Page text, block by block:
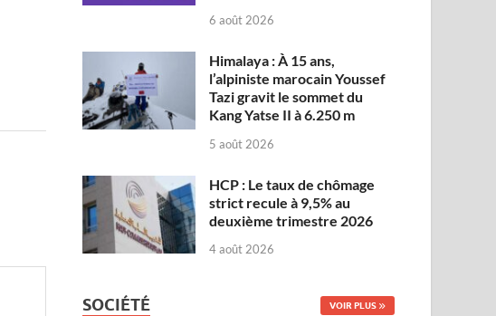
6 août 2026
Himalaya : À 15 ans,
l’alpiniste marocain Youssef
Tazi gravit le sommet du
Kang Yatse II à 6.250 m
5 août 2026
HCP : Le taux de chômage
strict recule à 9,5% au
deuxième trimestre 2026
4 août 2026
SOCIÉTÉ VOIR PLUS